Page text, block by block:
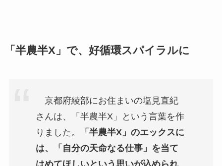
「半農半X」で、好循環スパイラルに
京都府綾部にお住まいの塩見直紀
さんは、「半農半X」という言葉を作
りました。
「半農半X」のエックスに
は、「自分の天命なる仕事」を当て
はめてほしいという思いが込められ